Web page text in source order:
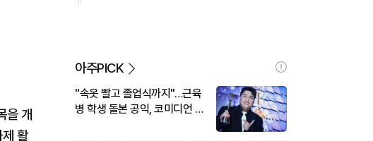
을 개
활
아주PICK
"속옷 빨고 졸업식까지"…근육
병 학생 돌본 공익, 코미디언 김